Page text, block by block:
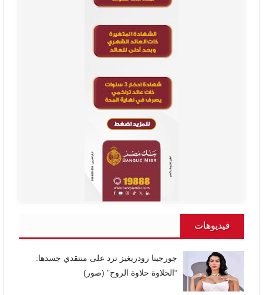
فيديوهات
جورجينا رودريغيز ترد على منتقدي جسدها:
“الحلاوة حلاوة الروح” (صور)